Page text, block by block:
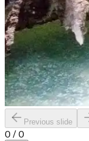
Previous slide
0 / 0